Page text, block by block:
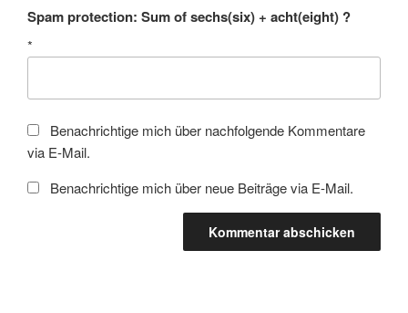
Spam protection: Sum of sechs(six) + acht(eight) ?
*
Benachrichtige mich über nachfolgende Kommentare
via E-Mail.
Benachrichtige mich über neue Beiträge via E-Mail.